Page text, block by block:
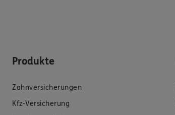
Produkte
Zahnversicherungen
Kfz-Versicherung